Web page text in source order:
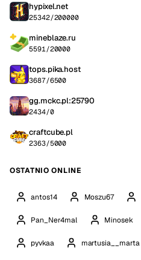
hypixel.net
25342/200000
mineblaze.ru
5591/20000
tops.pika.host
3687/6500
gg.mckc.pl:25790
2434/0
craftcube.pl
2363/5000
OSTATNIO ONLINE
antos14 Moszu67
Pan_Ner4mal Minosek
pyvkaa martusia__marta